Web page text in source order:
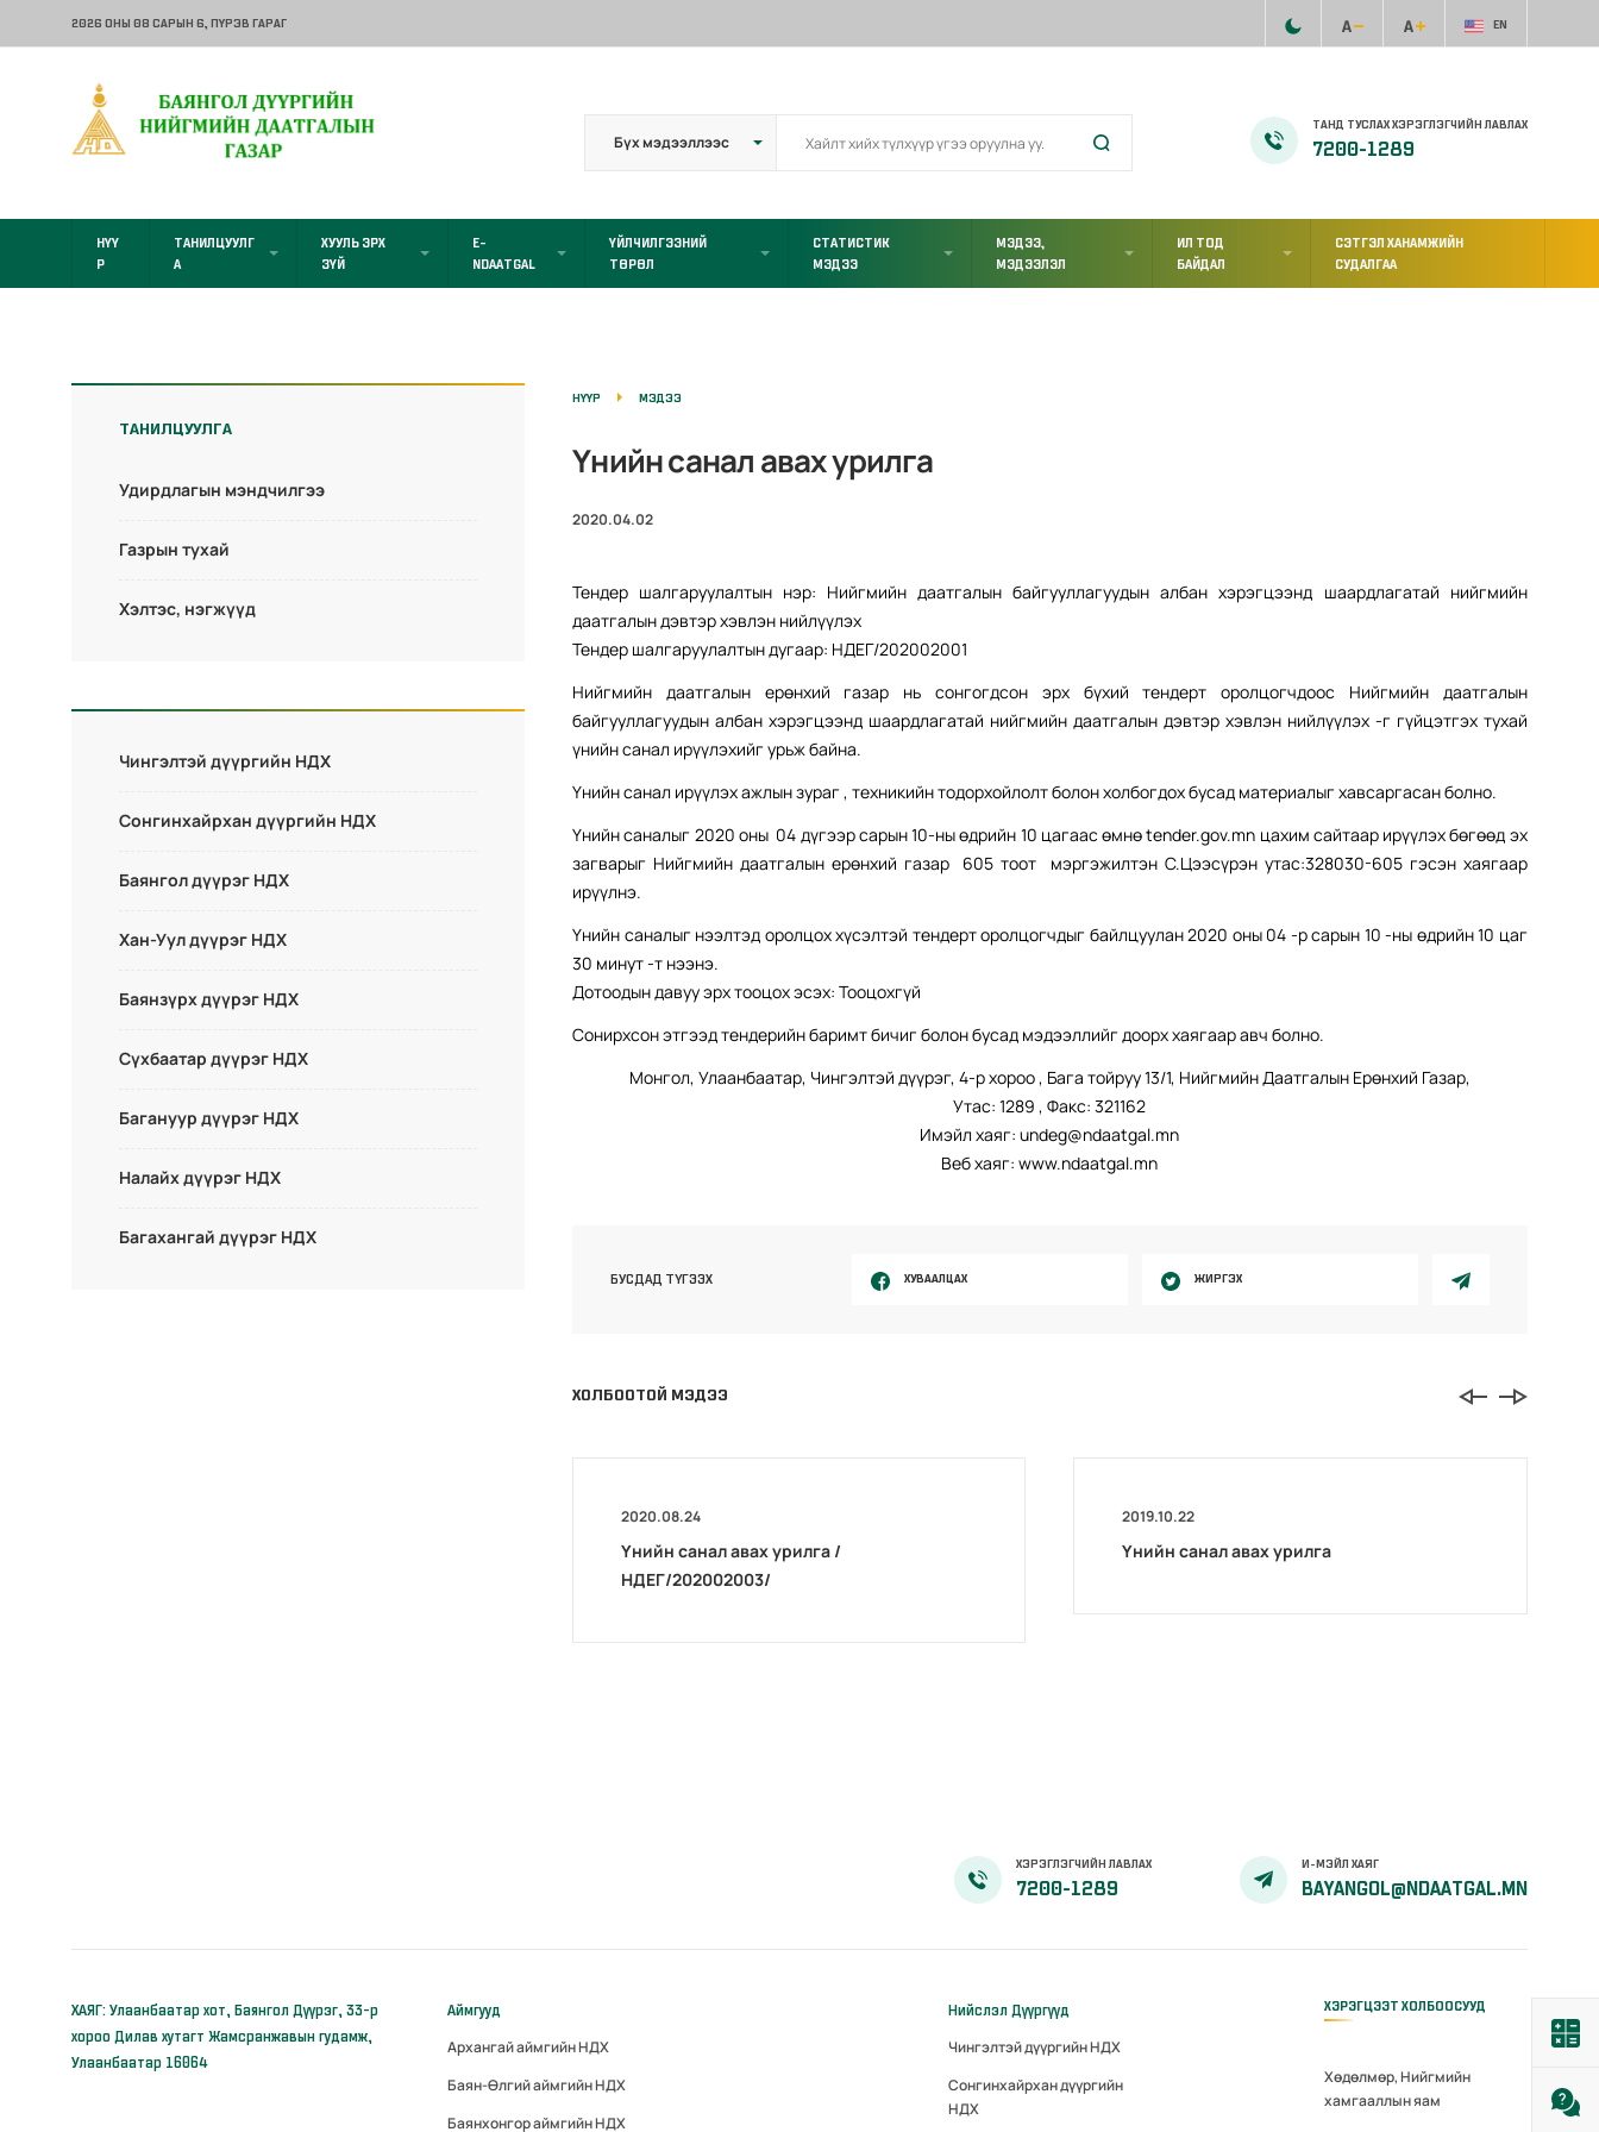
2026 ОНЫ 08 САРЫН 6, ПҮРЭВ ГАРАГ EN
ТАНД ТУСЛАХ ХЭРЭГЛЭГЧИЙН ЛАВЛАХ
7200-1289
НҮҮ
Р
ТАНИЛЦУУЛГ
А
ХУУЛЬ ЭРХ
ЗҮЙ
E-
NDAATGAL
ҮЙЛЧИЛГЭЭНИЙ
ТӨРӨЛ
СТАТИСТИК
МЭДЭЭ
МЭДЭЭ,
МЭДЭЭЛЭЛ
ИЛ ТОД
БАЙДАЛ
СЭТГЭЛ ХАНАМЖИЙН
СУДАЛГАА
ТАНИЛЦУУЛГА
Удирдлагын мэндчилгээ
Газрын тухай
Хэлтэс, нэгжүүд
Чингэлтэй дүүргийн НДХ
Сонгинхайрхан дүүргийн НДХ
Баянгол дүүрэг НДХ
Хан-Уул дүүрэг НДХ
Баянзүрх дүүрэг НДХ
Сүхбаатар дүүрэг НДХ
Багануур дүүрэг НДХ
Налайх дүүрэг НДХ
Багахангай дүүрэг НДХ
НҮҮР МЭДЭЭ
Үнийн санал авах урилга
2020.04.02
Тендер шалгаруулалтын нэр: Нийгмийн даатгалын байгууллагуудын албан хэрэгцээнд шаардлагатай нийгмийн
даатгалын дэвтэр хэвлэн нийлүүлэх
Тендер шалгаруулалтын дугаар: НДЕГ/202002001
Нийгмийн даатгалын ерөнхий газар нь сонгогдсон эрх бүхий тендерт оролцогчдоос Нийгмийн даатгалын
байгууллагуудын албан хэрэгцээнд шаардлагатай нийгмийн даатгалын дэвтэр хэвлэн нийлүүлэх -г гүйцэтгэх тухай
үнийн санал ирүүлэхийг урьж байна.
Үнийн санал ирүүлэх ажлын зураг , техникийн тодорхойлолт болон холбогдох бусад материалыг хавсаргасан болно.
Үнийн саналыг 2020 оны 04 дүгээр сарын 10-ны өдрийн 10 цагаас өмнө tender.gov.mn цахим сайтаар ирүүлэх бөгөөд эх
загварыг Нийгмийн даатгалын ерөнхий газар 605 тоот мэргэжилтэн С.Цээсүрэн утас:328030-605 гэсэн хаягаар
ирүүлнэ.
Үнийн саналыг нээлтэд оролцох хүсэлтэй тендерт оролцогчдыг байлцуулан 2020 оны 04 -р сарын 10 -ны өдрийн 10 цаг
30 минут -т нээнэ.
Дотоодын давуу эрх тооцох эсэх: Тооцохгүй
Сонирхсон этгээд тендерийн баримт бичиг болон бусад мэдээллийг доорх хаягаар авч болно.
Монгол, Улаанбаатар, Чингэлтэй дүүрэг, 4-р хороо , Бага тойруу 13/1, Нийгмийн Даатгалын Ерөнхий Газар,
Утас: 1289 , Факс: 321162
Имэйл хаяг: undeg@ndaatgal.mn
Веб хаяг: www.ndaatgal.mn
БУСДАД ТҮГЭЭХ ХУВААЛЦАХ ЖИРГЭХ
ХОЛБООТОЙ МЭДЭЭ
2020.08.24
Үнийн санал авах урилга /
НДЕГ/202002003/
2019.10.22
Үнийн санал авах урилга
ХЭРЭГЛЭГЧИЙН ЛАВЛАХ
7200-1289
И-МЭЙЛ ХАЯГ
BAYANGOL@NDAATGAL.MN
ХАЯГ: Улаанбаатар хот, Баянгол Дүүрэг, 33-р
хороо Дилав хутагт Жамсранжавын гудамж,
Улаанбаатар 16064
Аймгууд
Архангай аймгийн НДХ
Баян-Өлгий аймгийн НДХ
Баянхонгор аймгийн НДХ
Нийслэл Дүүргүүд
Чингэлтэй дүүргийн НДХ
Сонгинхайрхан дүүргийн
НДХ
ХЭРЭГЦЭЭТ ХОЛБООСУУД
Хөдөлмөр, Нийгмийн
хамгааллын яам